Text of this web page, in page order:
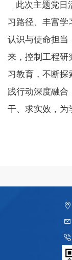
此次主题党日
习路径、丰富学
认识与使命担当
来，控制工程研
习教育，不断探
践行动深度融合
干、求实效，为